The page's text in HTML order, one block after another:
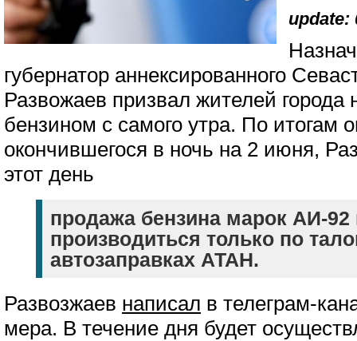
update:
губернатор аннексированного
Развожаев призвал жителей города
бензином с самого утра. По итогам
окончившегося в ночь на 2 июня,
этот день
продажа бензина марок АИ-92
производиться только по
автозаправках АТАН.
Развозжаев написал в телеграм-
мера. В течение дня будет